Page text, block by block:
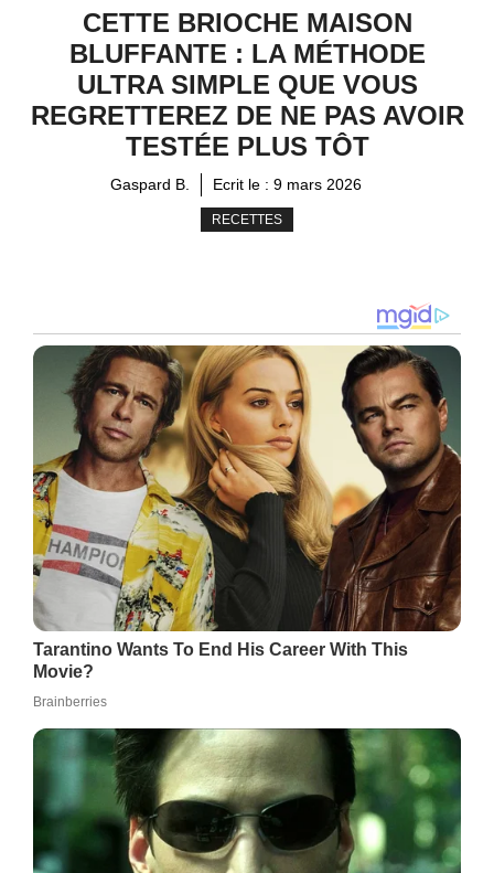
CETTE BRIOCHE MAISON
BLUFFANTE : LA MÉTHODE
ULTRA SIMPLE QUE VOUS
REGRETTEREZ DE NE PAS AVOIR
TESTÉE PLUS TÔT
Gaspard B. Ecrit le : 9 mars 2026
RECETTES